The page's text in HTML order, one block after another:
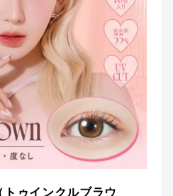
ゥインクルブラウ